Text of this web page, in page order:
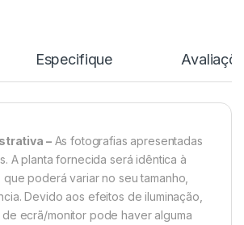
Especifique
–As fotografias apresentadas
A planta fornecida será idêntica à
poderá variar no seu tamanho,
Devido aos efeitos de iluminação,
ecrã/monitor pode haver alguma